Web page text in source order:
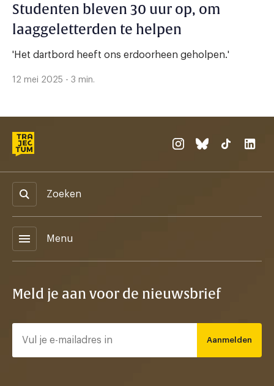
Studenten bleven 30 uur op, om
laaggeletterden te helpen
'Het dartbord heeft ons erdoorheen geholpen.'
12 mei 2025 - 3 min.
Zoeken
menu Menu
Meld je aan voor de nieuwsbrief
Aanmelden